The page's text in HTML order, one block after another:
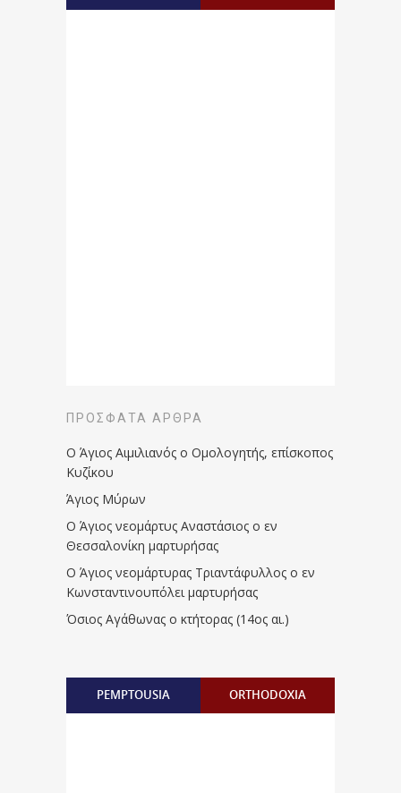
ΠΡΌΣΦΑΤΑ ΆΡΘΡΑ
Ο Άγιος Αιμιλιανός ο Ομολογητής, επίσκοπος
Κυζίκου
Άγιος Μύρων
Ο Άγιος νεομάρτυς Αναστάσιος ο εν
Θεσσαλονίκη μαρτυρήσας
Ο Άγιος νεομάρτυρας Τριαντάφυλλος ο εν
Κωνσταντινουπόλει μαρτυρήσας
Όσιος Αγάθωνας ο κτήτορας (14ος αι.)
PEMPTOUSIA ORTHODOXIA